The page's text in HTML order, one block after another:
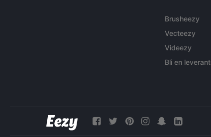
Brusheezy
Vecteezy
Videezy
Bli en